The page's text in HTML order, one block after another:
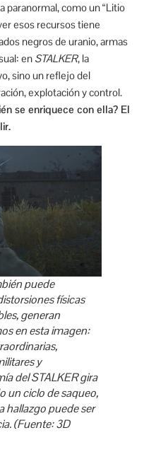
paranormal, como un “Litio
esos recursos tiene
negros de uranio, armas
en STALKER, la
sino un reflejo del
explotación y control.
se enriquece con ella? El
puede
físicas
generan
en esta imagen:
y
delSTALKERgira
un ciclo de saqueo,
hallazgo puede ser
(Fuente: 3D